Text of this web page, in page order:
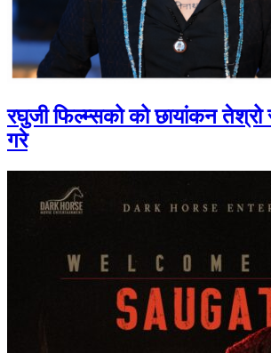
रघुजी फिल्म्सको को छायांकन तेश्रो
गरे